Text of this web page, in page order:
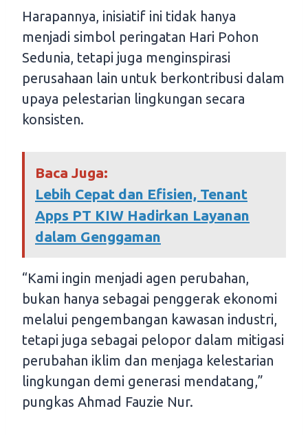
Harapannya, inisiatif ini tidak hanya
menjadi simbol peringatan Hari Pohon
Sedunia, tetapi juga menginspirasi
perusahaan lain untuk berkontribusi dalam
upaya pelestarian lingkungan secara
konsisten.
Baca Juga:
Lebih Cepat dan Efisien, Tenant
Apps PT KIW Hadirkan Layanan
dalam Genggaman
“Kami ingin menjadi agen perubahan,
bukan hanya sebagai penggerak ekonomi
melalui pengembangan kawasan industri,
tetapi juga sebagai pelopor dalam mitigasi
perubahan iklim dan menjaga kelestarian
lingkungan demi generasi mendatang,”
pungkas Ahmad Fauzie Nur.